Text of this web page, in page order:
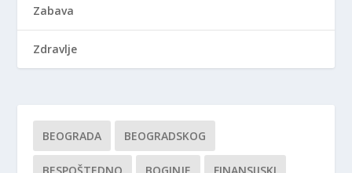
Zabava
Zdravlje
BEOGRADA BEOGRADSKOG
BESPOŠTEDNO BOGINJE FINANSIJSKI